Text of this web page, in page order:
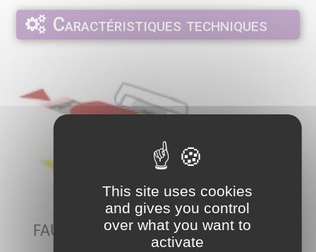
Caractéristiques techniques
FAUTEUIL BRANCARD DE CHIRURGIE
This site uses cookies
and gives you control
over what you want to
activate